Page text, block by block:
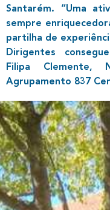
Santarém. “Uma
sempre
partilha de
Dirigentes
Filipa Clemente,
Agrupamento 837